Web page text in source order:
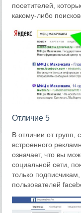
посетителей,
какому-либо
Отличие 5
В отличии от
встроенного
означает, что вы
социальной сети,
только
пользователей